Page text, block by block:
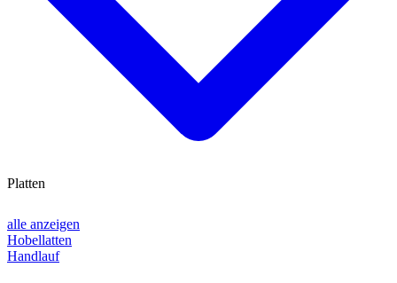
alle anzeigen
Hobellatten
Handlauf
Platten